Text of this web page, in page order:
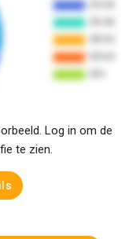
Log in om de
te zien.